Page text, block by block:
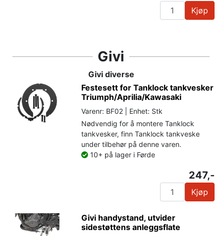
Kjøp
Givi
Givi diverse
Festesett for Tanklock tankvesker
Triumph/Aprilia/Kawasaki
Varenr: BF02 | Enhet: Stk
Nødvendig for å montere Tanklock
tankvesker, finn Tanklock tankveske
under tilbehør på denne varen.
10+ på lager i Førde
247,-
Kjøp
Givi handystand, utvider
sidestøttens anleggsflate